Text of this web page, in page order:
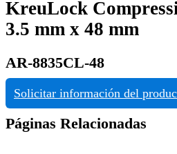
KreuLock
3.5 mm x 48 mm
AR-8835CL-48
Solicitar información del
Páginas Relacionadas